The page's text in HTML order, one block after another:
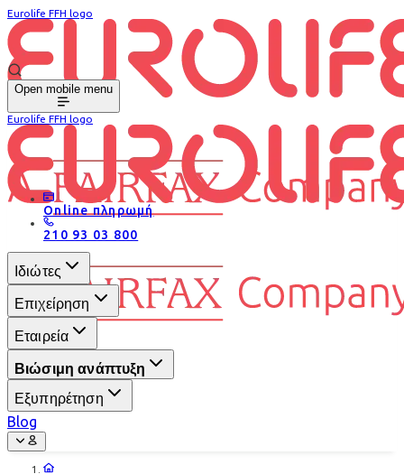
Eurolife FFH logo
Open mobile menu
Eurolife FFH logo
Online πληρωμή
210 93 03 800
Ιδιώτες
Επιχείρηση
Εταιρεία
Βιώσιμη ανάπτυξη
Εξυπηρέτηση
Blog